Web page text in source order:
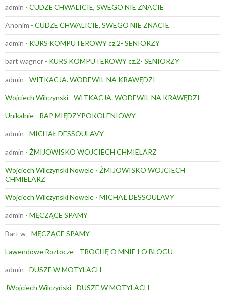
admin - CUDZE CHWALICIE, SWEGO NIE ZNACIE
Anonim - CUDZE CHWALICIE, SWEGO NIE ZNACIE
admin - KURS KOMPUTEROWY cz.2- SENIORZY
bart wagner - KURS KOMPUTEROWY cz.2- SENIORZY
admin - WITKACJA. WODEWIL NA KRAWĘDZI
Wojciech Wilczynski - WITKACJA. WODEWIL NA KRAWĘDZI
Unikalnie - RAP MIĘDZYPOKOLENIOWY
admin - MICHAŁ DESSOULAVY
admin - ŻMIJOWISKO WOJCIECH CHMIELARZ
Wojciech Wilczynski Nowele - ŻMIJOWISKO WOJCIECH
CHMIELARZ
Wojciech Wilczynski Nowele - MICHAŁ DESSOULAVY
admin - MĘCZĄCE SPAMY
Bart w - MĘCZĄCE SPAMY
Lawendowe Roztocze - TROCHĘ O MNIE I O BLOGU
admin - DUSZE W MOTYLACH
JWojciech Wilczyński - DUSZE W MOTYLACH